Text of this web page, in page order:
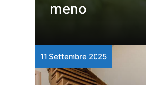
meno
11 Settembre 2025